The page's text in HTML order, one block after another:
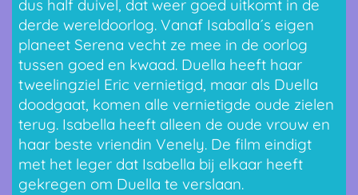
dus half duivel, dat weer goed uitkomt in de
derde wereldoorlog. Vanaf Isaballa´s eigen
planeet Serena vecht ze mee in de oorlog
tussen goed en kwaad. Duella heeft haar
tweelingziel Eric vernietigd, maar als Duella
doodgaat, komen alle vernietigde oude zielen
terug. Isabella heeft alleen de oude vrouw en
haar beste vriendin Venely. De film eindigt
met het leger dat Isabella bij elkaar heeft
gekregen om Duella te verslaan.